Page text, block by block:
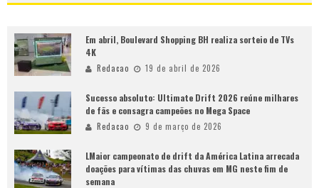
Em abril, Boulevard Shopping BH realiza sorteio de TVs
4K
Redacao 19 de abril de 2026
Sucesso absoluto: Ultimate Drift 2026 reúne milhares
de fãs e consagra campeões no Mega Space
Redacao 9 de março de 2026
LMaior campeonato de drift da América Latina arrecada
doações para vítimas das chuvas em MG neste fim de
semana